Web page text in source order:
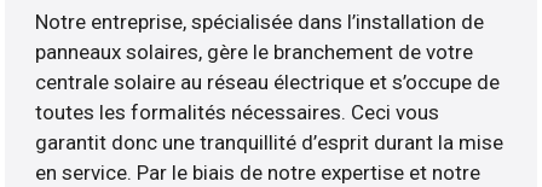
Notre entreprise, spécialisée dans l’installation de
panneaux solaires, gère le branchement de votre
centrale solaire au réseau électrique et s’occupe de
toutes les formalités nécessaires. Ceci vous
garantit donc une tranquillité d’esprit durant la mise
en service. Par le biais de notre expertise et notre